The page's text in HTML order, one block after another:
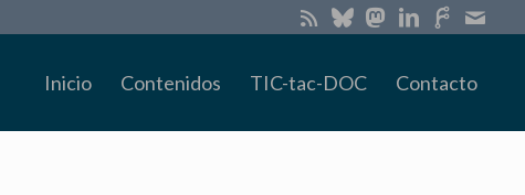
Inicio Contenidos TIC-tac-DOC Contacto